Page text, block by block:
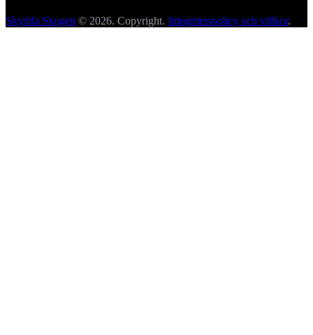
Skydda Skogen © 2026. Copyright. Integritetspolicy och villkor.